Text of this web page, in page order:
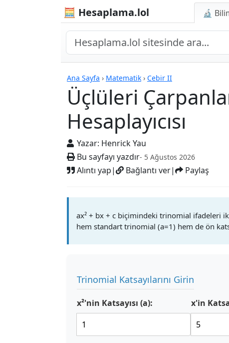
🧮 Hesaplama.lol 🔬
Ana Sayfa › Matematik › Cebir II
Üçlüleri
Hesaplayıcısı
Yazar: Henrick Yau
Bu sayfayı yazdır- 5 Ağustos 2026
Alıntı yap| Bağlantı ver| Paylaş
Hesap Makineleri
ax² + bx + c biçimindeki trinomial ifadeleri
hem standart trinomial (a=1) hem de ön
Trinomial Katsayılarını Girin
x²'nin Katsayısı (a): x'in